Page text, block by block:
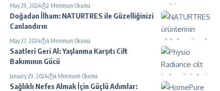
May 29, 2024 2 Minimum Okuma
Doğadan İlham: NATURTRES ile Güzelliğinizi
Canlandırın
May 27, 2024 4 Minimum Okuma
Saatleri Geri Al: Yaşlanma Karşıtı Cilt
Bakımının Gücü
January 29, 2024 4 Minimum Okuma
Sağlıklı Nefes Almak İçin Güçlü Adımlar: